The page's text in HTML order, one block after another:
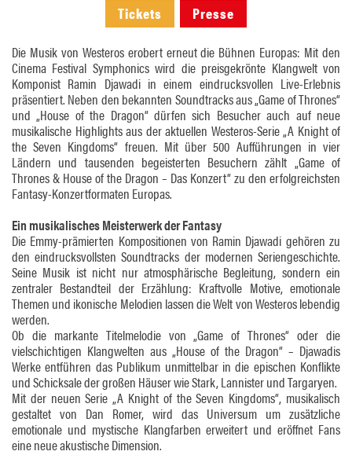
Tickets Presse
Die Musik von Westeros erobert erneut die Bühnen Europas: Mit den
Cinema Festival Symphonics wird die preisgekrönte Klangwelt von
Komponist Ramin Djawadi in einem eindrucksvollen Live-Erlebnis
präsentiert. Neben den bekannten Soundtracks aus „Game of Thrones“
und „House of the Dragon“ dürfen sich Besucher auch auf neue
musikalische Highlights aus der aktuellen Westeros-Serie „A Knight of
the Seven Kingdoms“ freuen. Mit über 500 Aufführungen in vier
Ländern und tausenden begeisterten Besuchern zählt „Game of
Thrones & House of the Dragon – Das Konzert“ zu den erfolgreichsten
Fantasy-Konzertformaten Europas.
Ein musikalisches Meisterwerk der Fantasy
Die Emmy-prämierten Kompositionen von Ramin Djawadi gehören zu
den eindrucksvollsten Soundtracks der modernen Seriengeschichte.
Seine Musik ist nicht nur atmosphärische Begleitung, sondern ein
zentraler Bestandteil der Erzählung: Kraftvolle Motive, emotionale
Themen und ikonische Melodien lassen die Welt von Westeros lebendig
werden.
Ob die markante Titelmelodie von „Game of Thrones“ oder die
vielschichtigen Klangwelten aus „House of the Dragon“ – Djawadis
Werke entführen das Publikum unmittelbar in die epischen Konflikte
und Schicksale der großen Häuser wie Stark, Lannister und Targaryen.
Mit der neuen Serie „A Knight of the Seven Kingdoms“, musikalisch
gestaltet von Dan Romer, wird das Universum um zusätzliche
emotionale und mystische Klangfarben erweitert und eröffnet Fans
eine neue akustische Dimension.